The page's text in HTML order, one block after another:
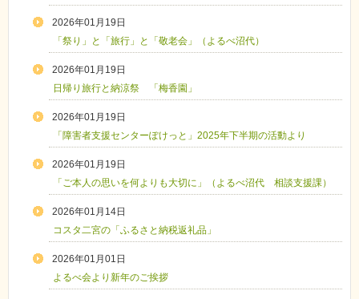
2026年01月19日
「祭り」と「旅行」と「敬老会」（よるべ沼代）
2026年01月19日
日帰り旅行と納涼祭 「梅香園」
2026年01月19日
「障害者支援センターぽけっと」2025年下半期の活動より
2026年01月19日
「ご本人の思いを何よりも大切に」（よるべ沼代 相談支援課）
2026年01月14日
コスタ二宮の「ふるさと納税返礼品」
2026年01月01日
よるべ会より新年のご挨拶